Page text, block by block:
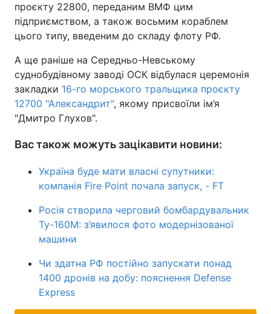
проєкту 22800, переданим ВМФ цим
підприємством, а також восьмим кораблем
цього типу, введеним до складу флоту РФ.
А ще раніше на Середньо-Невському
суднобудівному заводі ОСК відбулася церемонія
закладки 16-го морського тральщика проєкту
12700 "Александрит", якому присвоїли ім’я
"Дмитро Глухов".
Вас також можуть зацікавити новини:
Україна буде мати власні супутники:
компанія Fire Point почала запуск, - FT
Росія створила черговий бомбардувальник
Ту-160М: з’явилося фото модернізованої
машини
Чи здатна РФ постійно запускати понад
1400 дронів на добу: пояснення Defense
Express